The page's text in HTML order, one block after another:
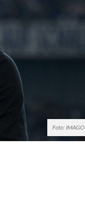
Foto: IMAGO